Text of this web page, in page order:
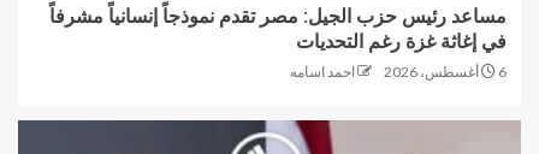
مساعد رئيس حزب الجيل: مصر تقدم نموذجاً إنسانياً مشرفاً
في إغاثة غزة رغم التحديات
6 أغسطس، 2026 احمد اسامه